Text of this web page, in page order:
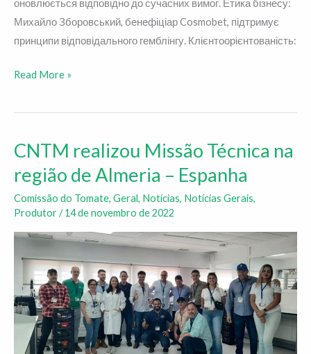
оновлюється відповідно до сучасних вимог. Етика бізнесу:
Михайло Зборовський, бенефіціар Cosmobet, підтримує
принципи відповідального гемблінгу. Клієнтоорієнтованість:
Read More »
CNTM realizou Missão Técnica na
região de Almeria – Espanha
Comissão do Tomate, Geral, Notícias, Notícias Gerais,
Produtor/14 de novembro de 2022
CNTM
realizou
Missão
Técnica
região
de
Almeria
–
Espanha